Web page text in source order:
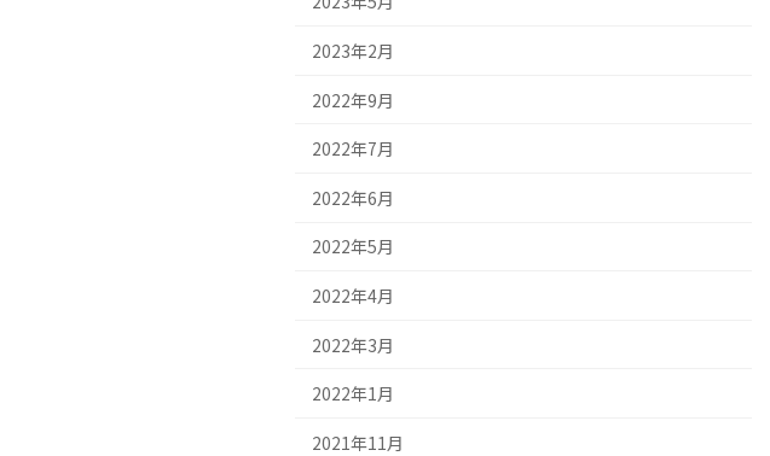
2023年2月
2022年9月
2022年7月
2022年6月
2022年5月
2022年4月
2022年3月
2022年1月
2021年11月